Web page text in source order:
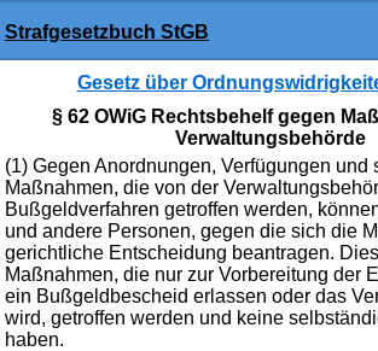
Strafgesetzbuch StGB
Gesetz über
§ 62 OWiG Rechtsbehelf gegen
Verwaltungsbehörde
(1) Gegen Anordnungen, Verfügungen und
Maßnahmen, die von der
Bußgeldverfahren getroffen werden,
und andere Personen, gegen die sich die
gerichtliche Entscheidung beantragen.
Maßnahmen, die nur zur Vorbereitung der
ein Bußgeldbescheid erlassen oder das
wird, getroffen werden und keine
haben.